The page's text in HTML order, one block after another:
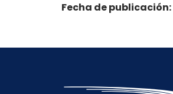
Fecha de publicación: